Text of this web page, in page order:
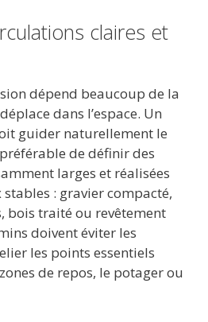
claires et
dépend beaucoup de la
dans l’espace. Un
guider naturellement le
de définir des
larges et réalisées
: gravier compacté,
bois traité ou revêtement
doivent éviter les
les points essentiels
de repos, le potager ou